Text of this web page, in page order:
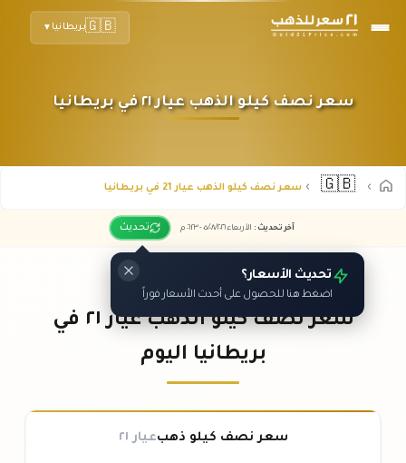
🇬🇧بريطانيا ▼
سعر نصف كيلو الذهب عيار ٢١ في بريطانيا
🇬🇧 سعر نصف كيلو الذهب عيار 21 في بريطانيا
آخر تحديث : الأربعاء ٠٥ /٠٨/٢٠٢٦ - ٠٦:٢٣ م تحديث
تحديث الأسعار؟
اضغط هنا للحصول على أحدث الأسعار فوراً
سعر نصف كيلو الذهب عيار ٢١ في
بريطانيا اليوم
سعر نصف كيلو ذهبعيار ٢١